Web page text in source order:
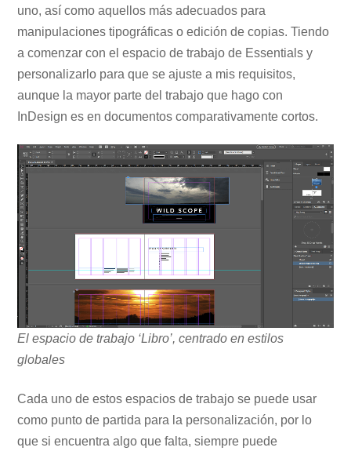
uno, así como aquellos más adecuados para
manipulaciones tipográficas o edición de copias. Tiendo
a comenzar con el espacio de trabajo de Essentials y
personalizarlo para que se ajuste a mis requisitos,
aunque la mayor parte del trabajo que hago con
InDesign es en documentos comparativamente cortos.
El espacio de trabajo ‘Libro’, centrado en estilos
globales
Cada uno de estos espacios de trabajo se puede usar
como punto de partida para la personalización, por lo
que si encuentra algo que falta, siempre puede